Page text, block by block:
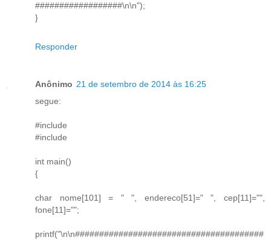
##################\n\n");
}
Responder
Anônimo 21 de setembro de 2014 às 16:25
segue:
#include
#include
int main()
{
char nome[101] = " ", endereco[51]=" ", cep[11]="",
fone[11]="";
printf("\n\n#######################################